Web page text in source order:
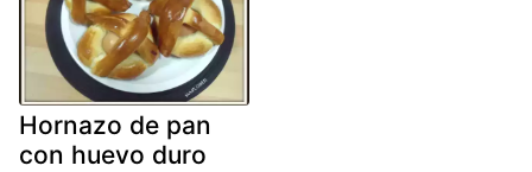
Hornazo de pan
con huevo duro